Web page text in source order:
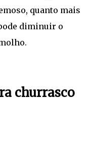
quanto mais
diminuir o
churrasco